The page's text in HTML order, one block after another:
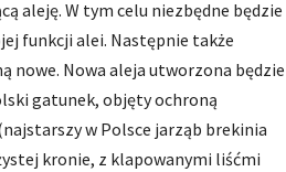
aleję. W tym celu niezbędne będzie
funkcji alei. Następnie także
nowe. Nowa aleja utworzona będzie
gatunek, objęty ochroną
w Polsce jarząb brekinia
kronie, z klapowanymi liśćmi